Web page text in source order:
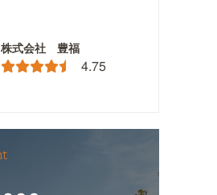
株式会社 豊福
4.75